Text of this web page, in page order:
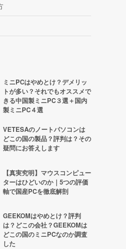
ミニPCはやめとけ？デメリッ
トが多い？それでもオススメで
きる中国製ミニPC３選＋国内
製ミニPC４選
VETESAのノートパソコンは
どこの国の製品？評判は？その
疑問にお答えします
【真実究明】マウスコンピュー
ターはひどいのか｜5つの評価
軸で国産PCを徹底解剖
GEEKOMはやめとけ？評判
は？どこの会社？GEEKOMは
どこの国のミニPCなのか調査
した